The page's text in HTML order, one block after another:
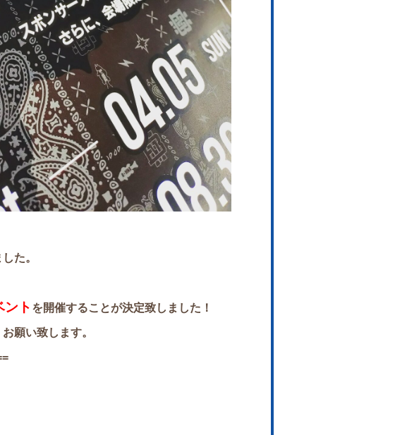
た。
ント を開催することが決定致しました！
願い致します。